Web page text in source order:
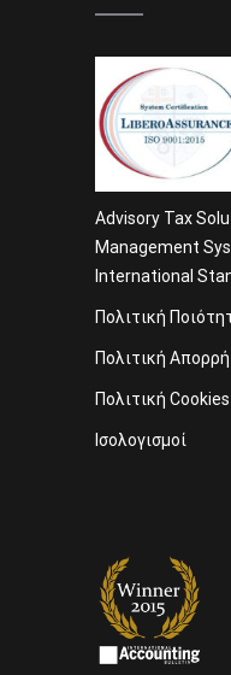
Advisory Tax
Management
International
Πολιτική
Πολιτική
Πολιτική Cookies
Ισολογισμοί